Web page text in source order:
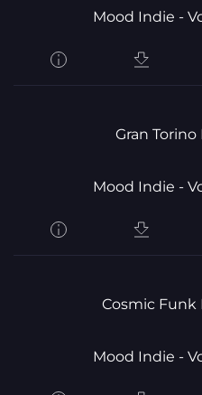
Mood Indie -
Gran Torino
Mood Indie -
Cosmic Funk
Mood Indie -